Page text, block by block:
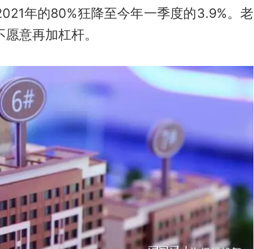
年的80%狂降至今年一季度的3.9%。老
意再加杠杆。